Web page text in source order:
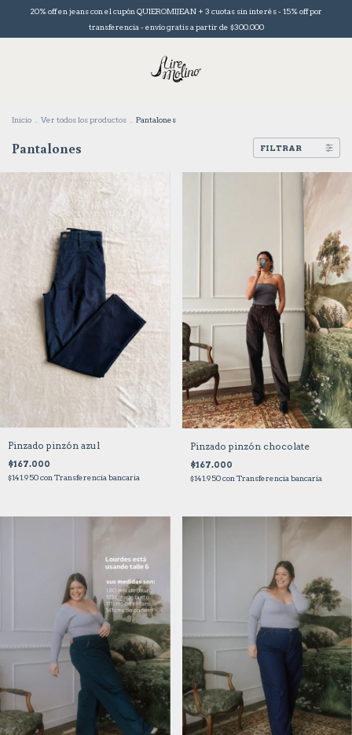
20% off en jeans con el cupón QUIEROMIJEAN + 3 cuotas sin interés - 15% off por
transferencia - envío gratis a partir de $300.000
Inicio Ver todos los productos Pantalones
Pantalones FILTRAR
Pinzado pinzón azul
$167.000
$141.950con Transferencia bancaria
Pinzado pinzón chocolate
$167.000
$141.950con Transferencia bancaria